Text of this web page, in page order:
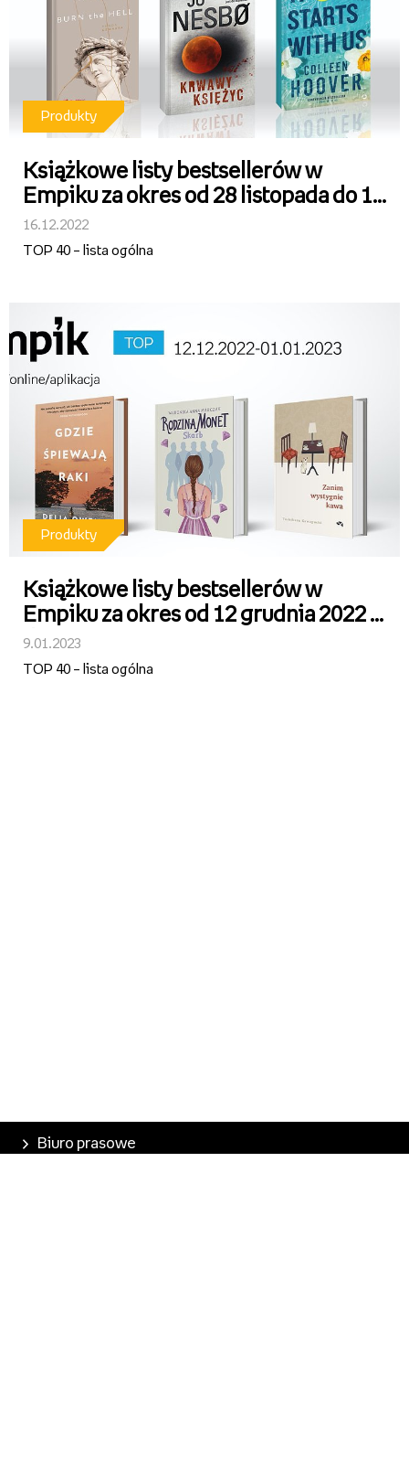
Produkty
Książkowe listy bestsellerów w
Empiku za okres od 28 listopada do 11
grudnia 2022 r.
16.12.2022
TOP 40 – lista ogólna
Produkty
Książkowe listy bestsellerów w
Empiku za okres od 12 grudnia 2022 r.
do 1 stycznia 2023 r.
9.01.2023
TOP 40 – lista ogólna
Biuro prasowe